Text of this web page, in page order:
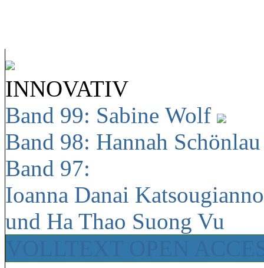
INNOVATIV
Band 99: Sabine Wolf
Band 98: Hannah
Band 97:
Ioanna Danai
und Ha Thao Suong Vu